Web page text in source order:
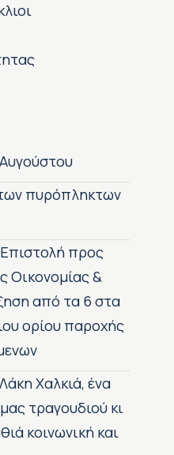
πυρόπληκτων
Επιστολή προς
Οικονομίας &
από τα 6 στα
ορίου παροχής
Χαλκιά, ένα
τραγουδιού κι
κοινωνική και